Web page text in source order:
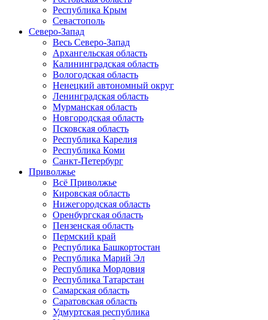
Республика Крым
Севастополь
Северо-Запад
Весь Северо-Запад
Архангельская область
Калининградская область
Вологодская область
Ненецкий автономный округ
Ленинградская область
Мурманская область
Новгородская область
Псковская область
Республика Карелия
Республика Коми
Санкт-Петербург
Приволжье
Всё Приволжье
Кировская область
Нижегородская область
Оренбургская область
Пензенская область
Пермский край
Республика Башкортостан
Республика Марий Эл
Республика Мордовия
Республика Татарстан
Самарская область
Саратовская область
Удмуртская республика